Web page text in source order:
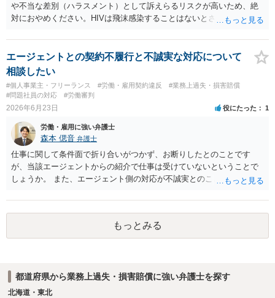
や不当な差別（ハラスメント）として訴えらるリスクが高いため、絶
対におやめください。HIVは飛沫感染することはないとされています。
について、一般的な衛生問題として会社に相談されることをお勧めし
ます。
エージェントとの契約不履行と不誠実な対応について
相談したい
#個人事業主・フリーランス #労働・雇用契約違反
#業務上過失・損害賠償
#問題社員の対応
#労働審判
2026年6月23日 役にたった 1
労働・雇用に強い弁護士
森本 偲音 弁護士
仕事に関して条件面で折り合いがつかず、お断りしたとのことです
が、当該エージェントからの紹介で仕事は受けていないということで
しょうか。 また、エージェント側の対応が不誠実とのことですが、具
ずは最寄りの法律事務所にご相談されてはいかがでしょうか。
もっとみる
都道府県から業務上過失・損害賠償に強い弁護士を探す
北海道・東北